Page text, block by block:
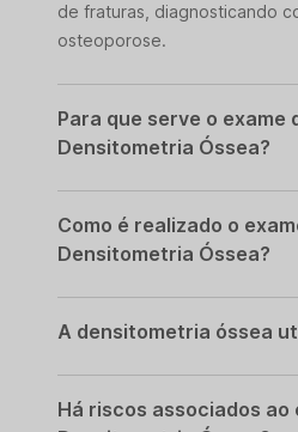
de fraturas, diagnosticando
osteoporose.
Para que serve o exame
Densitometria Óssea?
Como é realizado o
Densitometria Óssea?
A densitometria óssea
Há riscos associados ao